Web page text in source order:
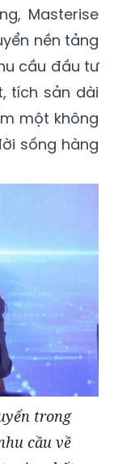
Masterise
nền tảng
cầu đầu tư
tích sản dài
một không
sống hàng
trong
cầu về